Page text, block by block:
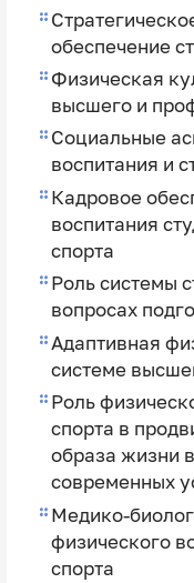
обеспечение
Физическая
высшего и
Социальные
воспитания и
Кадровое
воспитания
спорта
Роль системы
вопросах
Адаптивная
системе
Роль
спорта в
образа жизни
современных
Медико-
физического
спорта